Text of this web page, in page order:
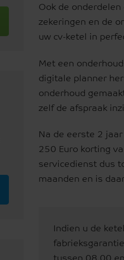
Ook de
zekeringen en de
uw cv-ketel in
Met een
digitale planner
onderhoud
zelf de afspraak
Na de eerste 2
250 Euro korting
servicedienst dus
maanden en is
Indien u de